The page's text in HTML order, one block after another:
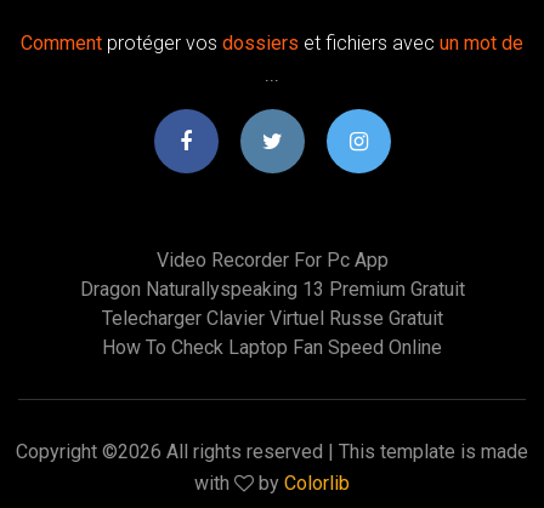
Comment protéger vos dossiers et fichiers avec un mot de
Video Recorder For Pc App
Dragon Naturallyspeaking 13 Premium Gratuit
Telecharger Clavier Virtuel Russe Gratuit
How To Check Laptop Fan Speed Online
Copyright ©2026 All rights reserved | This template is made
with
by Colorlib